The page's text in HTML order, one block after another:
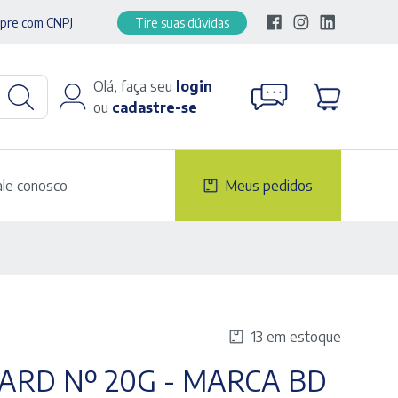
com CNPJ Tire suas dúvidas
Olá, faça seu login
ou cadastre-se
conosco Meus pedidos
13 em estoque
Nº 20G - MARCA BD